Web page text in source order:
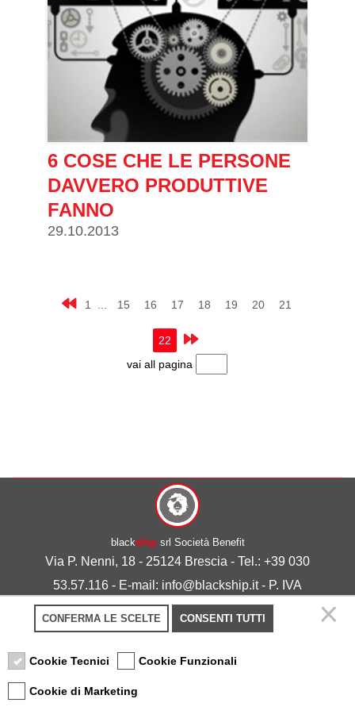
6 COSE CHE LE PERSONE
DAVVERO PRODUTTIVE
FANNO
29.10.2013
1 ... 15 16 17 18 19 20 21
22
vai all pagina
blackshipsrl Società Benefit
Via P. Nenni, 18 - 25124 Brescia - Tel.: +39 030
53.57.116 - E-mail: info@blackship.it - P. IVA
03492980986
Privacy policy-Cookie policy
CONFERMA LE SCELTE CONSENTI TUTTI
Cookie Tecnici Cookie Funzionali
Cookie di Marketing